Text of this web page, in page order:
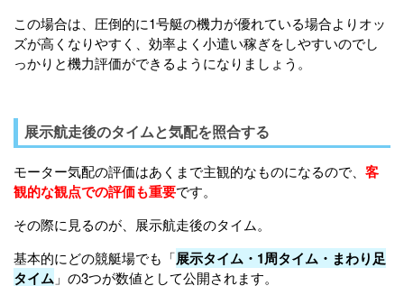
この場合は、圧倒的に1号艇の機力が優れている場合よりオッ
ズが高くなりやすく、効率よく小遣い稼ぎをしやすいのでし
っかりと機力評価ができるようになりましょう。
展示航走後のタイムと気配を照合する
モーター気配の評価はあくまで主観的なものになるので、 客
観的な観点での評価も重要です。
その際に見るのが、展示航走後のタイム。
基本的にどの競艇場でも「展示タイム・1周タイム・まわり足
タイム 」の3つが数値として公開されます。